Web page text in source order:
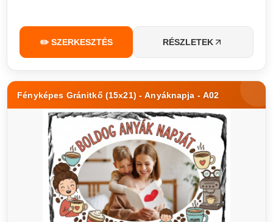
✏️ SZERKESZTÉS RÉSZLETEK
Fényképes Gránitkő (15x21) - Anyáknapja - A02